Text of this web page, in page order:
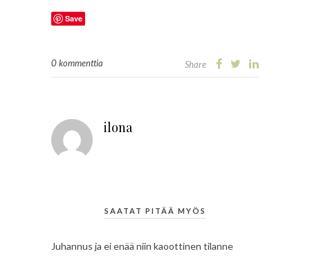
Save
0 kommenttia Share
ilona
SAATAT PITÄÄ MYÖS
Juhannus ja ei enää niin kaoottinen tilanne